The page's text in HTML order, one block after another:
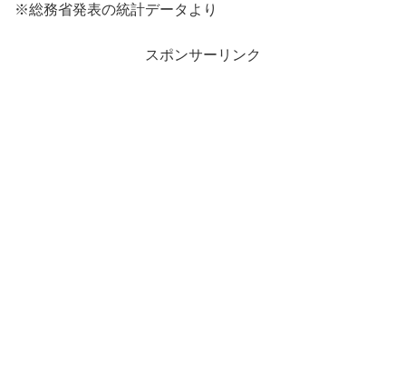
※総務省発表の統計データより
スポンサーリンク